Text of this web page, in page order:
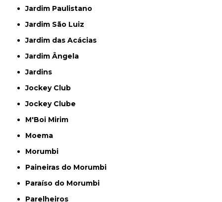
Jardim Paulistano
Jardim São Luiz
Jardim das Acácias
Jardim Ângela
Jardins
Jockey Club
Jockey Clube
M'Boi Mirim
Moema
Morumbi
Paineiras do Morumbi
Paraíso do Morumbi
Parelheiros